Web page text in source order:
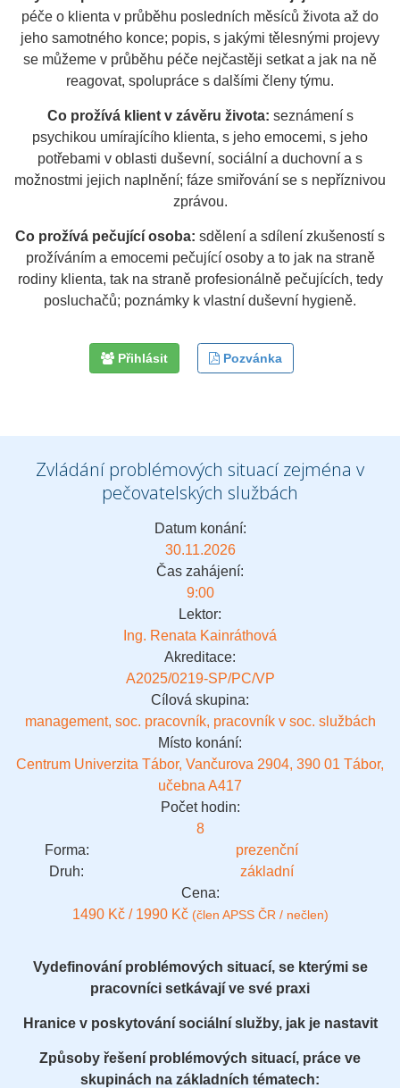
péče o klienta v průběhu posledních měsíců života až do
jeho samotného konce; popis, s jakými tělesnými projevy
se můžeme v průběhu péče nejčastěji setkat a jak na ně
reagovat, spolupráce s dalšími členy týmu.
Co prožívá klient v závěru života: seznámení s
psychikou umírajícího klienta, s jeho emocemi, s jeho
potřebami v oblasti duševní, sociální a duchovní a s
možnostmi jejich naplnění; fáze smiřování se s nepříznivou
zprávou.
Co prožívá pečující osoba: sdělení a sdílení zkušeností s
prožíváním a emocemi pečující osoby a to jak na straně
rodiny klienta, tak na straně profesionálně pečujících, tedy
posluchačů; poznámky k vlastní duševní hygieně.
Přihlásit Pozvánka
Zvládání problémových situací zejména v
pečovatelských službách
Datum konání:
30.11.2026
Čas zahájení:
9:00
Lektor:
Ing. Renata Kainráthová
Akreditace:
A2025/0219-SP/PC/VP
Cílová skupina:
management, soc. pracovník, pracovník v soc. službách
Místo konání:
Centrum Univerzita Tábor, Vančurova 2904, 390 01 Tábor,
učebna A417
Počet hodin:
8
Forma:
prezenční
Druh:
základní
Cena:
1490 Kč / 1990 Kč (člen APSS ČR / nečlen)
Vydefinování problémových situací, se kterými se
pracovníci setkávají ve své praxi
Hranice v poskytování sociální služby, jak je nastavit
Způsoby řešení problémových situací, práce ve
skupinách na základních tématech: